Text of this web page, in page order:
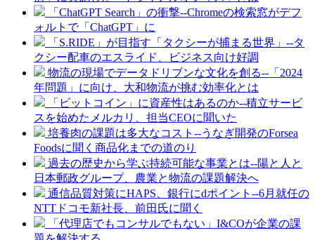
「ChatGPT Search」の衝撃--Chromeの検索窓がデフ
ォルトで「ChatGPT」に
「S.RIDE」が目指す「タクシーが捕まる世界」--タ
クシー配車のエスライド、ビジネス向け好調
物流の現場でデータドリブンな文化を創る--「2024
年問題」に向け、大和物流が挑む効率化とは
「ビットコイン」に資産性はあるのか--積立サービ
スを始めたメルカリ、担当CEOに聞いた
培養肉の課題は多大なコスト--うなぎ開発のForsea
Foodsに聞く商品化までの道のり
過去の歴史から学ぶ持続可能な事業とは--陽と人と
日本郵政グループ、農業と物流の課題解決へ
通信品質対策にHAPS、銀行にdポイント--6月就任の
NTTドコモ新社長、前田氏に聞く
「代理店でもコンサルでもない」I&COが企業の課